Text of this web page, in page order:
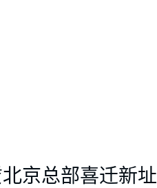
京总部喜迁新址